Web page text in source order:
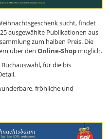
sucht, findet
ausgewählte Publikationen aus
zum halben Preis. Die
über den Online-Shop möglich.
für die bis
fröhliche und